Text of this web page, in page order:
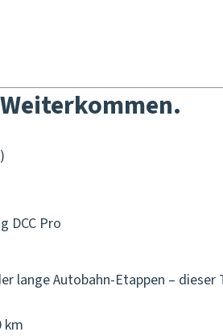
DCC Pro
lange Autobahn-Etappen – dieser
km